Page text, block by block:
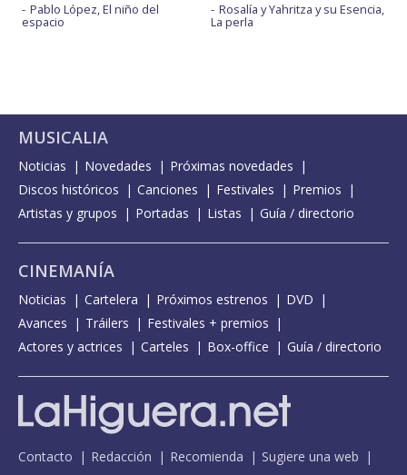
Pablo López, El niño del
espacio
Rosalía y Yahritza y su Esencia,
La perla
MUSICALIA
Noticias Novedades
Próximas novedades
Discos históricos
Canciones Festivales
Premios
Artistas y grupos
Portadas Listas Guía / directorio
CINEMANÍA
Noticias Cartelera Próximos estrenos
DVD
Avances
Tráilers
Festivales + premios
Actores y actrices
Carteles Box-office Guía / directorio
Contacto Redacción Recomienda
Sugiere una web